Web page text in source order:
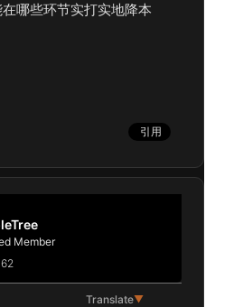
哪些环节实打实地降本
引用
Member
Translate▼